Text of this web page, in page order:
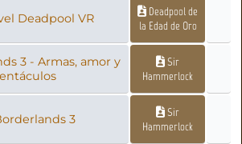
Deadpool VR
Deadpool de
la Edad de Oro
3 - Armas, amor y
Sir
Hammerlock
3
Sir
Hammerlock